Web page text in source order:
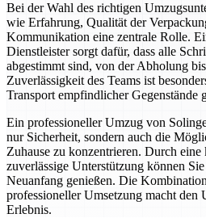
Bei der Wahl des richtigen
wie Erfahrung, Qualität der
Kommunikation eine zentrale Rolle.
Dienstleister sorgt dafür, dass alle
abgestimmt sind, von der Abholung
Zuverlässigkeit des Teams ist
Transport empfindlicher Gegenstände
Ein professioneller Umzug von
nur Sicherheit, sondern auch die
Zuhause zu konzentrieren. Durch eine
zuverlässige Unterstützung können
Neuanfang genießen. Die
professioneller Umsetzung macht den
Erlebnis.